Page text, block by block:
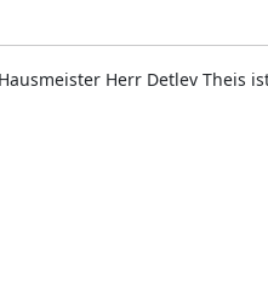
Herr Detlev Theis